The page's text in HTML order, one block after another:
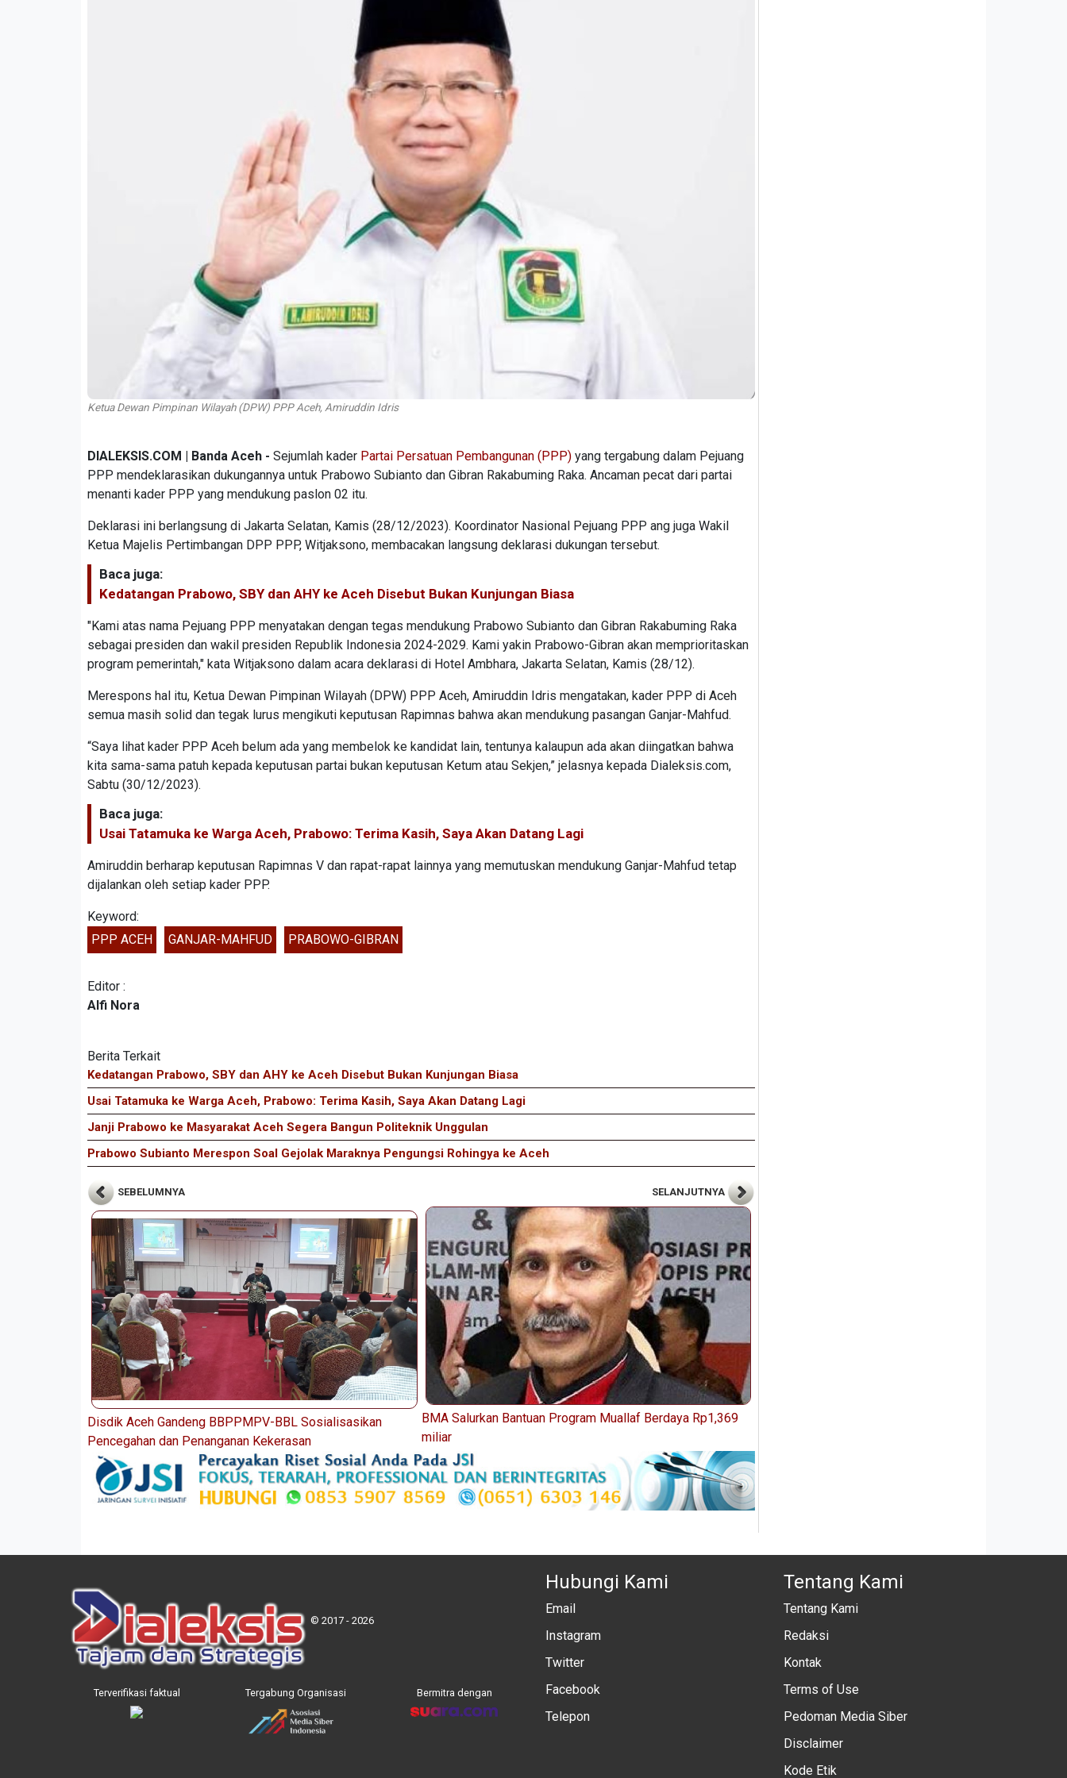
Ketua Dewan Pimpinan Wilayah (DPW) PPP Aceh, Amiruddin Idris
DIALEKSIS.COM | Banda Aceh - Sejumlah kader Partai Persatuan Pembangunan (PPP) yang tergabung dalam Pejuang
PPP mendeklarasikan dukungannya untuk Prabowo Subianto dan Gibran Rakabuming Raka. Ancaman pecat dari partai
menanti kader PPP yang mendukung paslon 02 itu.
Deklarasi ini berlangsung di Jakarta Selatan, Kamis (28/12/2023). Koordinator Nasional Pejuang PPP ang juga Wakil
Ketua Majelis Pertimbangan DPP PPP, Witjaksono, membacakan langsung deklarasi dukungan tersebut.
Baca juga:
Kedatangan Prabowo, SBY dan AHY ke Aceh Disebut Bukan Kunjungan Biasa
"Kami atas nama Pejuang PPP menyatakan dengan tegas mendukung Prabowo Subianto dan Gibran Rakabuming Raka
sebagai presiden dan wakil presiden Republik Indonesia 2024-2029. Kami yakin Prabowo-Gibran akan memprioritaskan
program pemerintah," kata Witjaksono dalam acara deklarasi di Hotel Ambhara, Jakarta Selatan, Kamis (28/12).
Merespons hal itu, Ketua Dewan Pimpinan Wilayah (DPW) PPP Aceh, Amiruddin Idris mengatakan, kader PPP di Aceh
semua masih solid dan tegak lurus mengikuti keputusan Rapimnas bahwa akan mendukung pasangan Ganjar-Mahfud.
“Saya lihat kader PPP Aceh belum ada yang membelok ke kandidat lain, tentunya kalaupun ada akan diingatkan bahwa
kita sama-sama patuh kepada keputusan partai bukan keputusan Ketum atau Sekjen,” jelasnya kepada Dialeksis.com,
Sabtu (30/12/2023).
Baca juga:
Usai Tatamuka ke Warga Aceh, Prabowo: Terima Kasih, Saya Akan Datang Lagi
Amiruddin berharap keputusan Rapimnas V dan rapat-rapat lainnya yang memutuskan mendukung Ganjar-Mahfud tetap
dijalankan oleh setiap kader PPP.
Keyword:
PPP ACEH
GANJAR-MAHFUD PRABOWO-GIBRAN
Editor :
Alfi Nora
Berita Terkait
Kedatangan Prabowo, SBY dan AHY ke Aceh Disebut Bukan Kunjungan Biasa
Usai Tatamuka ke Warga Aceh, Prabowo: Terima Kasih, Saya Akan Datang Lagi
Janji Prabowo ke Masyarakat Aceh Segera Bangun Politeknik Unggulan
Prabowo Subianto Merespon Soal Gejolak Maraknya Pengungsi Rohingya ke Aceh
SEBELUMNYA
Disdik Aceh Gandeng BBPPMPV-BBL Sosialisasikan
Pencegahan dan Penanganan Kekerasan
SELANJUTNYA
BMA Salurkan Bantuan Program Muallaf Berdaya Rp1,369
miliar
© 2017 - 2026
Terverifikasi faktual Tergabung Organisasi Bermitra dengan
Hubungi Kami
Email
Instagram
Twitter
Facebook
Telepon
Tentang Kami
Tentang Kami
Redaksi
Kontak
Terms of Use
Pedoman Media Siber
Disclaimer
Kode Etik